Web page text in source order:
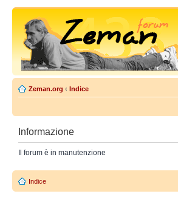
Zeman.org ‹ Indice
Informazione
Il forum è in manutenzione
Indice